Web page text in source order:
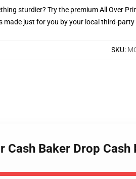
sturdier? Try the premium All Over
made just for you by your local third-
SKU:
Cash Baker Drop Cash